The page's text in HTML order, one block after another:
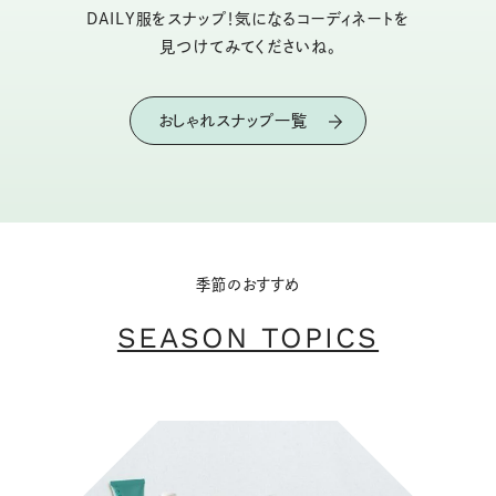
DAILY服をスナップ！気になるコーディネートを
見つけてみてくださいね。
おしゃれスナップ一覧
季節のおすすめ
SEASON TOPICS